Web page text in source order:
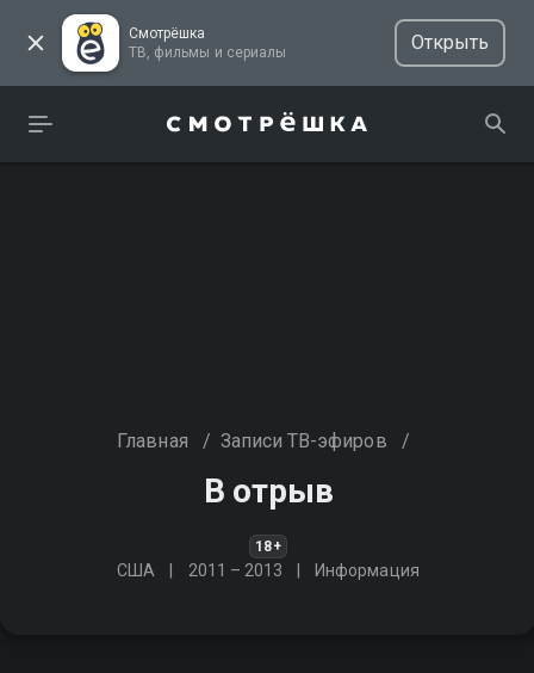
Смотрёшка
ТВ, фильмы и сериалы
Открыть
Главная / Записи ТВ-эфиров /
В отрыв
18+
США 2011 – 2013 Информация